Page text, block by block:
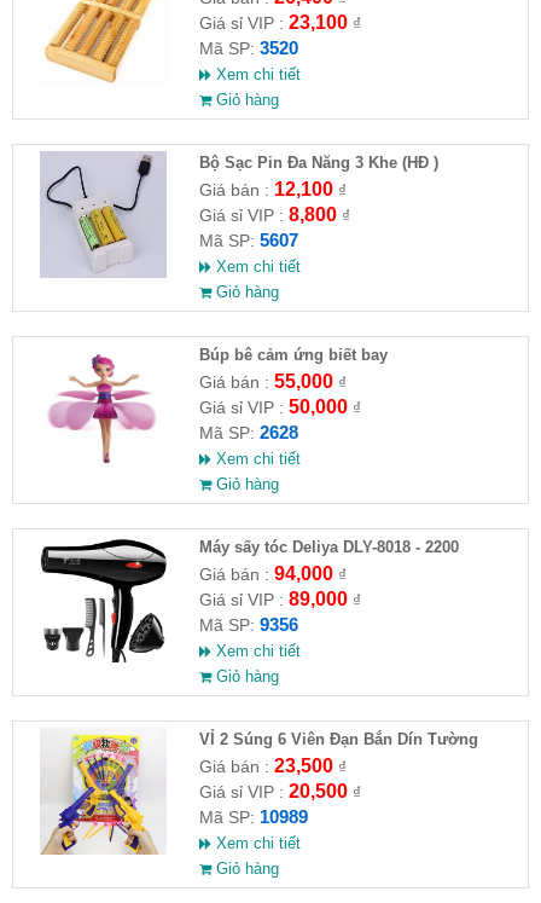
Giá sỉ VIP : 23,100₫
Mã SP: 3520
Xem chi tiết
Giỏ hàng
Bộ Sạc Pin Đa Năng 3 Khe (HĐ )
Giá bán : 12,100₫
Giá sỉ VIP : 8,800₫
Mã SP: 5607
Xem chi tiết
Giỏ hàng
​Búp bê cảm ứng biết bay
Giá bán : 55,000₫
Giá sỉ VIP : 50,000₫
Mã SP: 2628
Xem chi tiết
Giỏ hàng
Máy sấy tóc Deliya DLY-8018 - 2200
Giá bán : 94,000₫
Giá sỉ VIP : 89,000₫
Mã SP: 9356
Xem chi tiết
Giỏ hàng
VỈ 2 Súng 6 Viên Đạn Bắn Dín Tường
Giá bán : 23,500₫
Giá sỉ VIP : 20,500₫
Mã SP: 10989
Xem chi tiết
Giỏ hàng